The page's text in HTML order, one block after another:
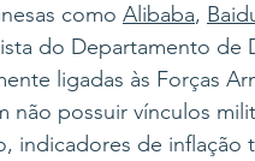
como Alibaba,
do Departamento de
ligadas às Forças
não possuir vínculos
indicadores de inflação